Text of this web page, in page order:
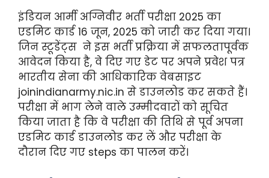
इंडियन आर्मी अग्निवीर भर्ती परीक्षा 2025 का
एडमिट कार्ड 16 जून, 2025 को जारी कर दिया गया।
जिन स्टूडेंट्स ने इस भर्ती प्रक्रिया में सफलतापूर्वक
आवेदन किया है, वे दिए गए डेट पर अपने प्रवेश पत्र
भारतीय सेना की आधिकारिक वेबसाइट
joinindianarmy.nic.in से डाउनलोड कर सकते हैं।
परीक्षा में भाग लेने वाले उम्मीदवारों को सूचित
किया जाता है कि वे परीक्षा की तिथि से पूर्व अपना
एडमिट कार्ड डाउनलोड कर लें और परीक्षा के
दौरान दिए गए steps का पालन करें।